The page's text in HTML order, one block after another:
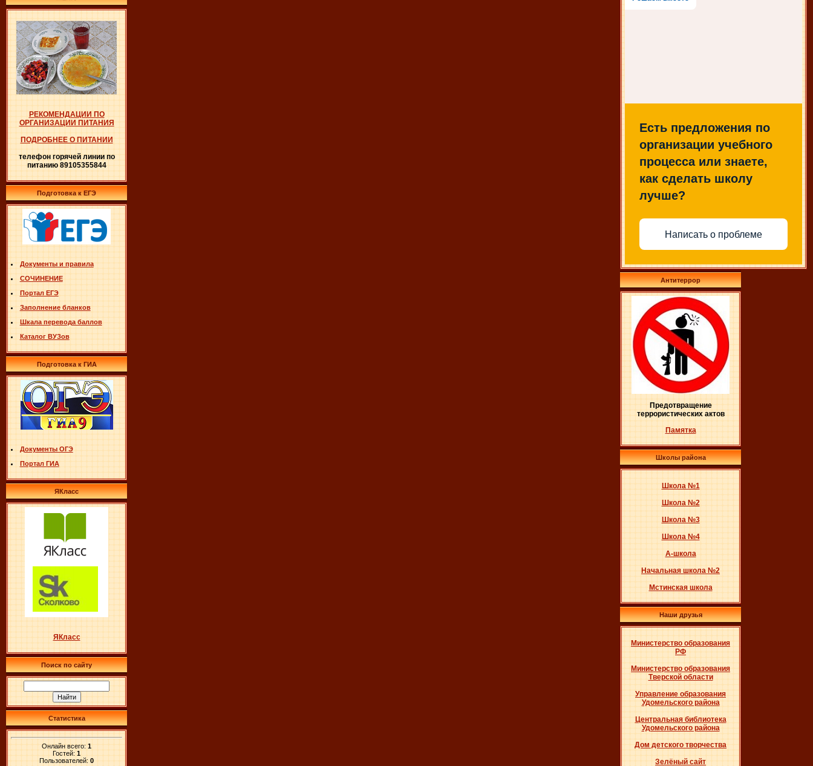
РЕКОМЕНДАЦИИ ПО
ОРГАНИЗАЦИИ ПИТАНИЯ
ПОДРОБНЕЕ О ПИТАНИИ
телефон горячей линии по
питанию 89105355844
Подготовка к ЕГЭ
Документы и правила
СОЧИНЕНИЕ
Портал ЕГЭ
Заполнение бланков
Шкала перевода баллов
Каталог ВУЗов
Подготовка к ГИА
Документы ОГЭ
Портал ГИА
ЯКласс
ЯКласс
Поиск по сайту
Статистика
Онлайн всего: 1
Гостей: 1
Пользователей: 0
Есть предложения по
организации учебного
процесса или знаете,
как сделать школу
лучше?
Написать о проблеме
Антитеррор
Предотвращение
террористических актов
Памятка
Школы района
Школа №1
Школа №2
Школа №3
Школа №4
А-школа
Начальная школа №2
Мстинская школа
Наши друзья
Министерство образования
РФ
Министерство образования
Тверской области
Управление образования
Удомельского района
Центральная библиотека
Удомельского района
Дом детского творчества
Зелёный сайт